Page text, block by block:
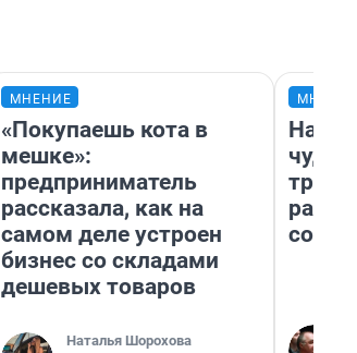
МНЕНИЕ
«Покупаешь кота в
мешке»:
предприниматель
рассказала, как на
самом деле устроен
бизнес со складами
дешевых товаров
Наталья Шорохова